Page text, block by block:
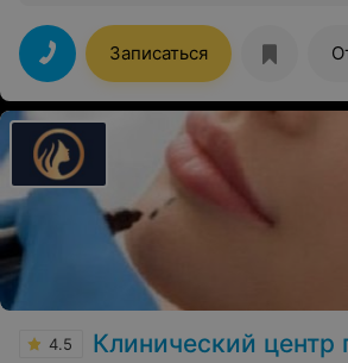
только результатом, но и ценой. Доктор
вопросу как настоящий профессионал -
процедуру не первый раз, есть с чем
записалась к нему на губы и
Записаться
4.5 Клинический центр пластической хирургии и